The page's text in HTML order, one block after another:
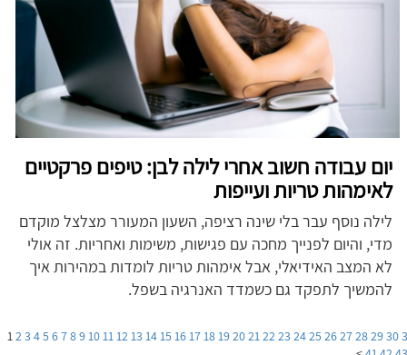
יום עבודה חשוב אחרי לילה לבן: טיפים פרקטיים
לאימהות טריות ועייפות
לילה נוסף עבר בלי שינה רציפה, השעון המעורר מצלצל מוקדם
מדי, והיום לפנייך מחכה עם פגישות, משימות ואחריות. זה אולי
לא המצב האידיאלי, אבל אימהות טריות לומדות במהירות איך
להמשיך לתפקד גם כשמדד האנרגיה בשפל.
123456789101112131415161718192021222324252627282930